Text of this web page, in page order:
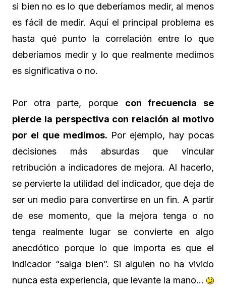
si bien no es lo que deberíamos medir, al menos
es fácil de medir. Aquí el principal problema es
hasta qué punto la correlación entre lo que
deberíamos medir y lo que realmente medimos
es significativa o no.
Por otra parte, porque con frecuencia se
pierde la perspectiva con relación al motivo
por el que medimos. Por ejemplo, hay pocas
decisiones más absurdas que vincular
retribución a indicadores de mejora. Al hacerlo,
se pervierte la utilidad del indicador, que deja de
ser un medio para convertirse en un fin. A partir
de ese momento, que la mejora tenga o no
tenga realmente lugar se convierte en algo
anecdótico porque lo que importa es que el
indicador “salga bien”. Si alguien no ha vivido
nunca esta experiencia, que levante la mano…